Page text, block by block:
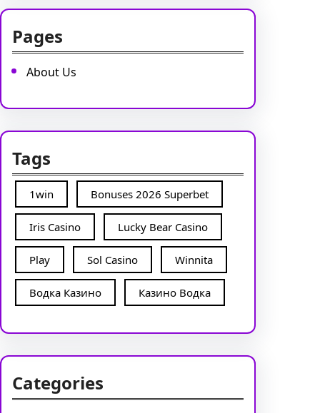
Pages
About Us
Tags
1win Bonuses 2026 Superbet
Iris Casino Lucky Bear Casino
Play Sol Casino Winnita
Водка Казино Казино Водка
Categories